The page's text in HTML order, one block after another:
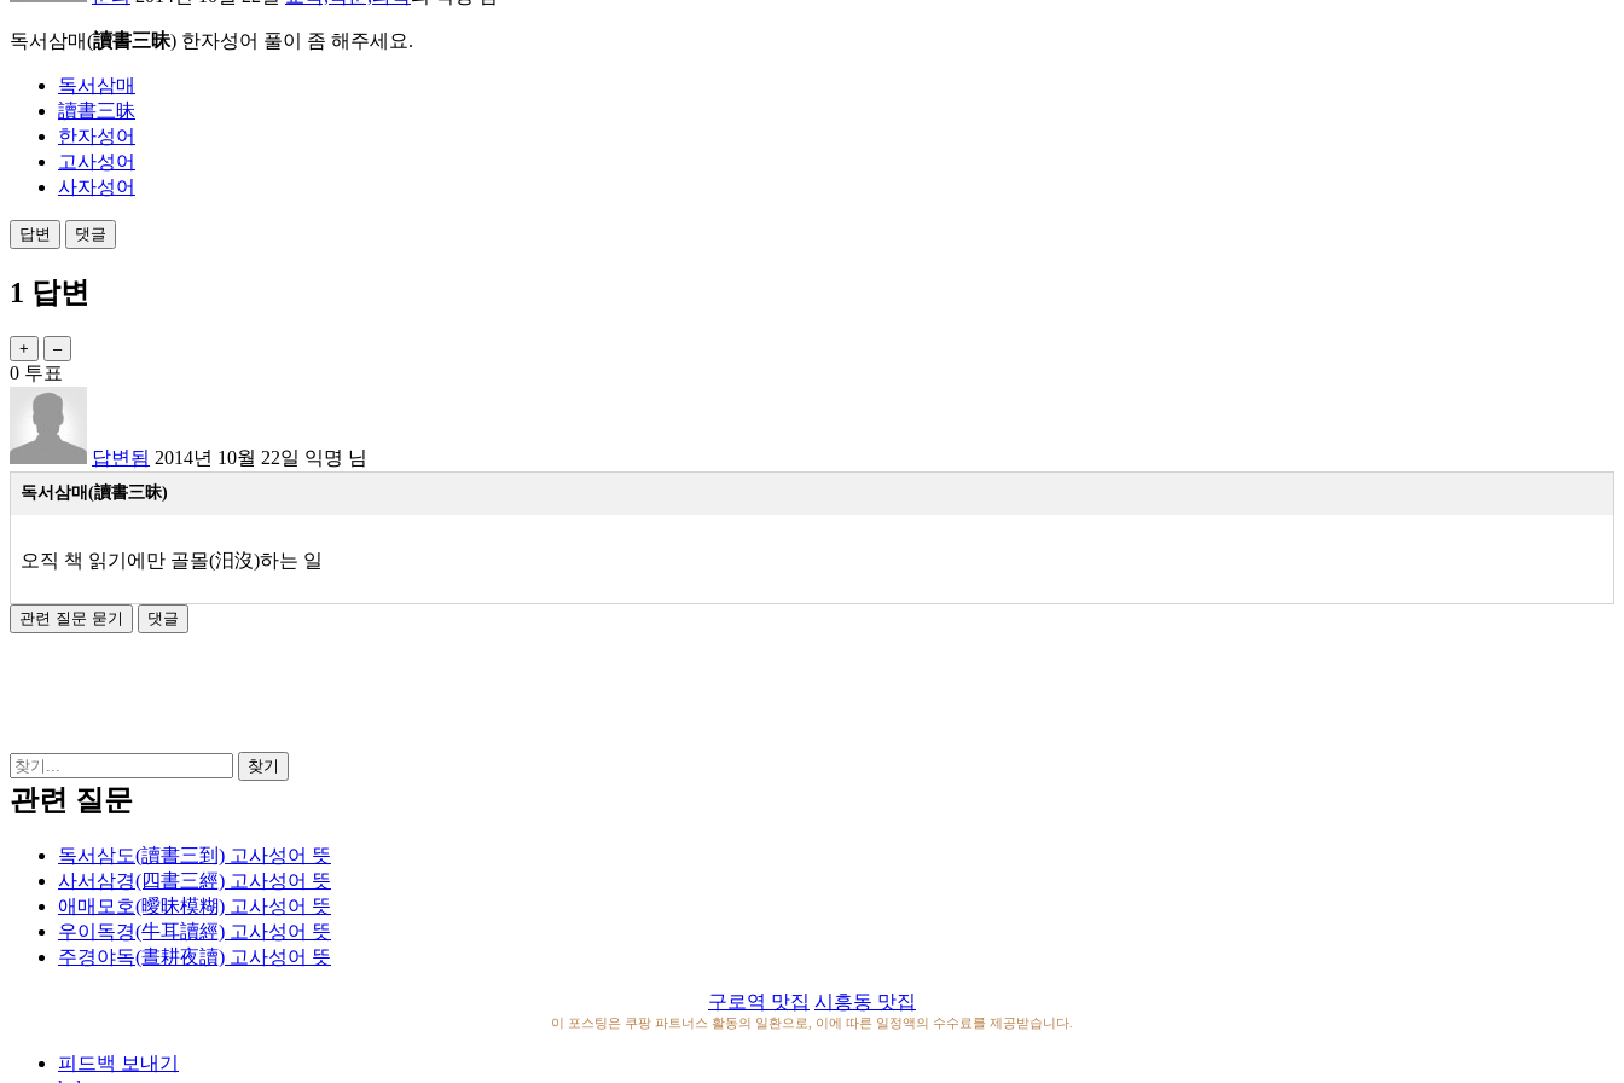
독서삼매(讀書三昧) 한자성어 풀이 좀 해주세요.
독서삼매
讀書三昧
한자성어
고사성어
사자성어
1 답변
0 투표
답변됨 2014년 10월 22일 익명 님
독서삼매 (讀書三昧)
오직 책 읽기에만 골몰(汨沒)하는 일
관련 질문
독서삼도(讀書三到) 고사성어 뜻
사서삼경(四書三經) 고사성어 뜻
애매모호(曖昧模糊) 고사성어 뜻
우이독경(牛耳讀經) 고사성어 뜻
주경야독(晝耕夜讀) 고사성어 뜻
구로역 맛집 시흥동 맛집
이 포스팅은 쿠팡 파트너스 활동의 일환으로, 이에 따른 일정액의 수수료를 제공받습니다.
피드백 보내기